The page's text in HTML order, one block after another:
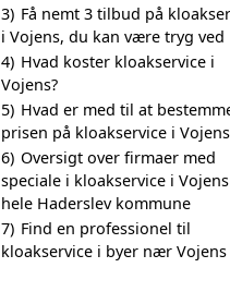
3) Få nemt 3 tilbud på
i Vojens, du kan være tryg ved
4) Hvad koster kloakservice i
Vojens?
5) Hvad er med til at
prisen på kloakservice i
6) Oversigt over firmaer med
speciale i kloakservice i
hele Haderslev kommune
7) Find en professionel til
kloakservice i byer nær Vojens